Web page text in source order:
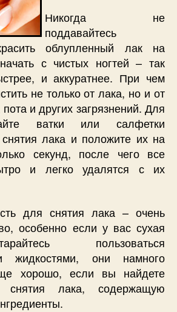
Никогда не
поддавайтесь
облупленный лак на
с чистых ногтей – так
и аккуратнее. При чем
не только от лака, но и от
и других загрязнений. Для
ватки или салфетки
лака и положите их на
секунд, после чего все
и легко удалятся с их
для снятия лака – очень
особенно если у вас сухая
пользоваться
жидкостями, они намного
хорошо, если вы найдете
снятия лака, содержащую